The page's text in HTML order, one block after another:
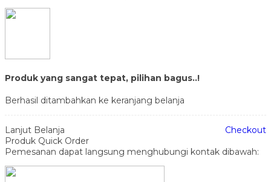
Produk yang sangat tepat, pilihan bagus..!
Berhasil ditambahkan ke keranjang belanja
Lanjut Belanja
Checkout
Produk Quick Order
Pemesanan dapat langsung menghubungi kontak dibawah: